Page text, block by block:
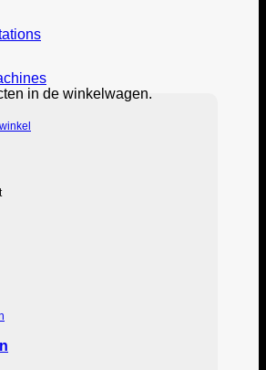
in de winkelwagen.